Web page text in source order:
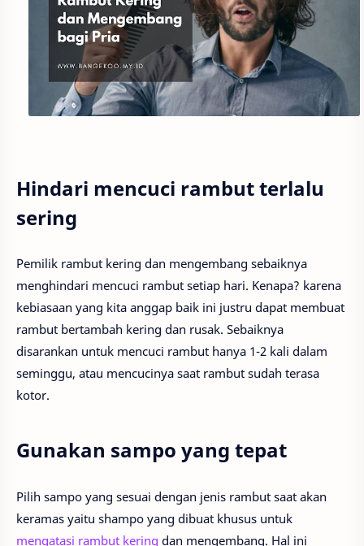
Hindari mencuci rambut terlalu
sering
Pemilik rambut kering dan mengembang sebaiknya
menghindari mencuci rambut setiap hari. Kenapa? karena
kebiasaan yang kita anggap baik ini justru dapat membuat
rambut bertambah kering dan rusak. Sebaiknya
disarankan untuk mencuci rambut hanya 1-2 kali dalam
seminggu, atau mencucinya saat rambut sudah terasa
kotor.
Gunakan sampo yang tepat
Pilih sampo yang sesuai dengan jenis rambut saat akan
keramas yaitu shampo yang dibuat khusus untuk
mengatasi rambut kering dan mengembang. Hal ini